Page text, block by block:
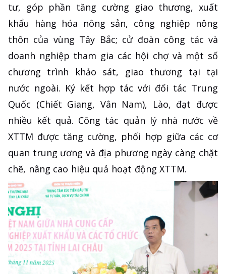
tư, góp phần tăng cường giao thương, xuất
khẩu hàng hóa nông sản, công nghiệp nông
thôn của vùng Tây Bắc; cử đoàn công tác và
doanh nghiệp tham gia các hội chợ và một số
chương trình khảo sát, giao thương tại tại
nước ngoài. Ký kết hợp tác với đối tác Trung
Quốc (Chiết Giang, Vân Nam), Lào, đạt được
nhiều kết quả. Công tác quản lý nhà nước về
XTTM được tăng cường, phối hợp giữa các cơ
quan trung ương và địa phương ngày càng chặt
chẽ, nâng cao hiệu quả hoạt động XTTM.